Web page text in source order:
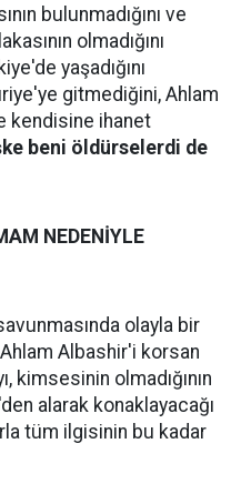
bulunmadığını ve
olmadığını
yaşadığını
gitmediğini, Ahlam
kendisine ihanet
beni öldürselerdi de
NEDENİYLE
olayla bir
Ahlam Albashir'i korsan
kimsesinin olmadığının
alarak konaklayacağı
tüm ilgisinin bu kadar